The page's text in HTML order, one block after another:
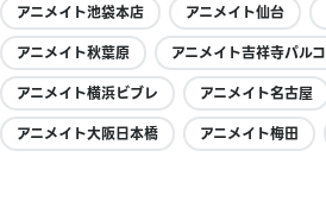
アニメイト池袋本店 アニメイト仙台
アニメイト秋葉原
アニメイト吉祥寺パルコ
アニメイト横浜ビブレ
アニメイト名古屋
アニメイト大阪日本橋
アニメイト梅田